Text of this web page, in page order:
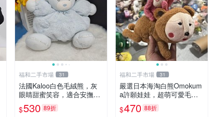
福和二手市場 31
法國Kaloo白色毛絨熊，灰
眼睛甜蜜笑容，適合安撫逗
趣可愛，柔軟面料手感佳。
14 白色安撫熊 毛絨玩具 寶
$530 89折
福和二手市場 31
嚴選日本海淘白熊Omokum
a許願娃娃，超萌可愛毛絨
公仔推薦收藏 白熊 Omoku
ma 毛絨玩具 偽裝娃娃 玩具
$470 88折